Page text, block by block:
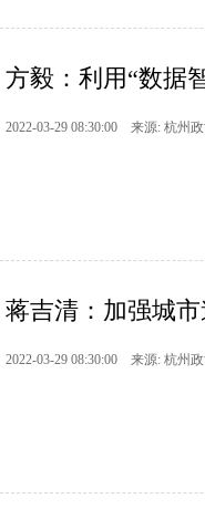
方毅：利用“数据
2022-03-29 08:30:00 来源: 杭州
蒋吉清：加强城
2022-03-29 08:30:00 来源: 杭州